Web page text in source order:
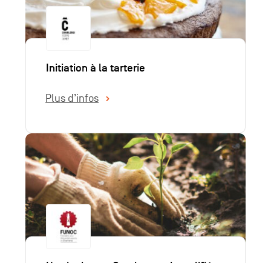
Initiation à la tarterie
Plus d’infos